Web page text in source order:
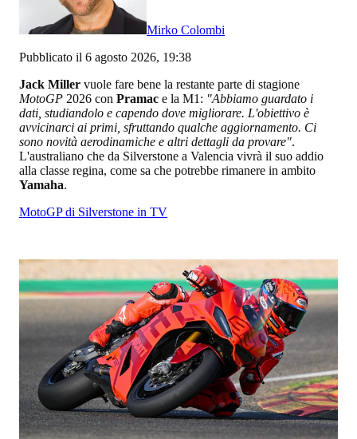
Mirko Colombi
Pubblicato il 6 agosto 2026, 19:38
Jack Miller vuole fare bene la restante parte di stagione
MotoGP 2026 con Pramac e la M1: "Abbiamo guardato i
dati, studiandolo e capendo dove migliorare. L'obiettivo è
avvicinarci ai primi, sfruttando qualche aggiornamento. Ci
sono novità aerodinamiche e altri dettagli da provare".
L'australiano che da Silverstone a Valencia vivrà il suo addio
alla classe regina, come sa che potrebbe rimanere in ambito
Yamaha.
MotoGP di Silverstone in TV